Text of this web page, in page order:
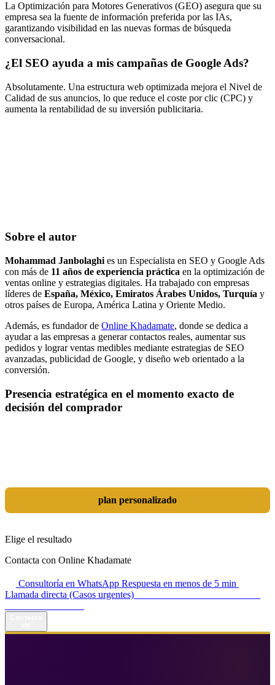
La Optimización para Motores Generativos (GEO) asegura que su
empresa sea la fuente de información preferida por las IAs,
garantizando visibilidad en las nuevas formas de búsqueda
conversacional.
¿El SEO ayuda a mis campañas de Google Ads?
Absolutamente. Una estructura web optimizada mejora el Nivel de
Calidad de sus anuncios, lo que reduce el coste por clic (CPC) y
aumenta la rentabilidad de su inversión publicitaria.
Sobre el autor
Mohammad Janbolaghi es un Especialista en SEO y Google Ads
con más de 11 años de experiencia práctica en la optimización de
ventas online y estrategias digitales. Ha trabajado con empresas
líderes de España, México, Emiratos Árabes Unidos, Turquía y
otros países de Europa, América Latina y Oriente Medio.
Además, es fundador de Online Khadamate, donde se dedica a
ayudar a las empresas a generar contactos reales, aumentar sus
pedidos y lograr ventas medibles mediante estrategias de SEO
avanzadas, publicidad de Google, y diseño web orientado a la
conversión.
Presencia estratégica en el momento exacto de
decisión del comprador
plan personalizado
Elige el resultado
Contacta con Online Khadamate
Consultoría en WhatsApp Respuesta en menos de 5 min
Llamada directa (Casos urgentes)